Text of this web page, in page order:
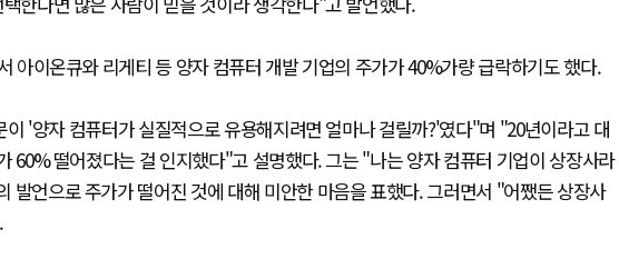
아이온큐와 리게티 등 양자 컴퓨터 개발 기업의 주가가 40%가량 급락하기도 했다.
'양자 컴퓨터가 실질적으로 유용해지려면 얼마나 걸릴까?'였다"며 "20년이라고 대
60% 떨어졌다는 걸 인지했다"고 설명했다. 그는 "나는 양자 컴퓨터 기업이 상장사라
발언으로 주가가 떨어진 것에 대해 미안한 마음을 표했다. 그러면서 "어쨌든 상장사